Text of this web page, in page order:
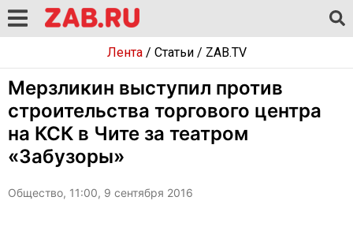
Лента/ Статьи/ ZAB.TV
Мерзликин выступил против
строительства торгового центра
на КСК в Чите за театром
«Забузоры»
Общество, 11:00, 9 сентября 2016